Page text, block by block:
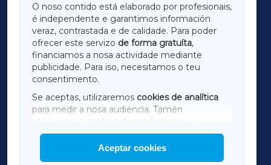
O noso contido está elaborado por profesionais,
é independente e garantimos información
veraz, contrastada e de calidade. Para poder
ofrecer este servizo de forma gratuíta,
financiamos a nosa actividade mediante
publicidade. Para iso, necesitamos o teu
consentimento.
Se aceptas, utilizaremos cookies de analítica
para medir a nosa audiencia. Tamén
utilizaremos
cookies de marketing
mostrar publicidade de terceiros.
Así mesmo, podes personalizar a elección das
Aceptar cookies
LUGOXA
TERRACHAXA
AMARIÑAXA
RIBEIRASACRAXA